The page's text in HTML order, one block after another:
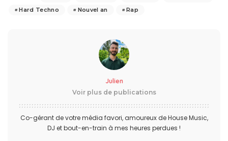
Hard Techno
Nouvel an Rap
Julien
Voir plus de publications
Co-gérant de votre média favori, amoureux de House Music,
DJ et bout-en-train à mes heures perdues !